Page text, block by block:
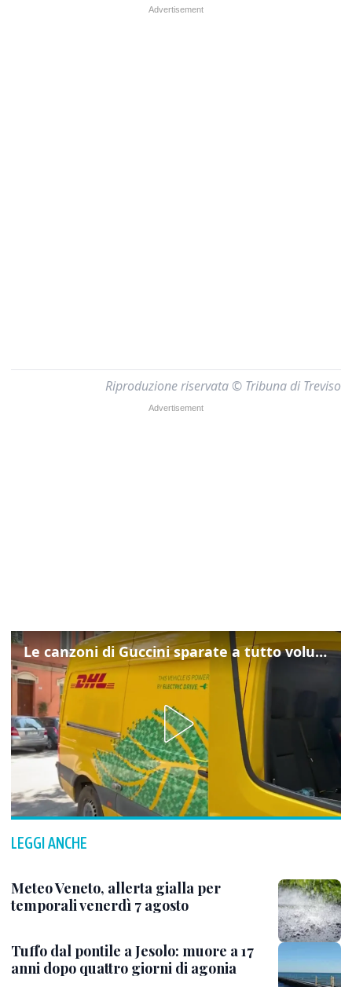
Riproduzione riservata © Tribuna di Treviso
Le canzoni di Guccini sparate a tutto volume nella strada dove abitava
LEGGI ANCHE
Meteo Veneto, allerta gialla per
temporali venerdì 7 agosto
Tuffo dal pontile a Jesolo: muore a 17
anni dopo quattro giorni di agonia